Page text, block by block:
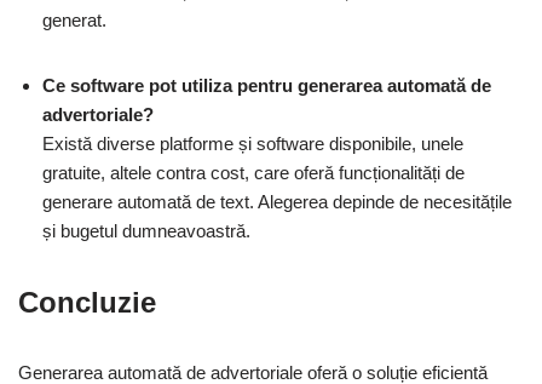
generat.
Ce software pot utiliza pentru generarea automată de
advertoriale?
Există diverse platforme și software disponibile, unele
gratuite, altele contra cost, care oferă funcționalități de
generare automată de text. Alegerea depinde de necesitățile
și bugetul dumneavoastră.
Concluzie
Generarea automată de advertoriale oferă o soluție eficientă